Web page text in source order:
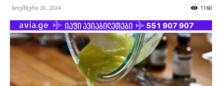
ნოემბერი 20, 2024 1160